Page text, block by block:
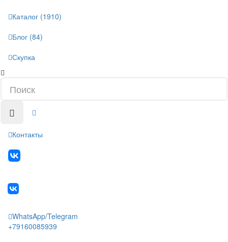
Каталог (1910)
Блог (84)
Скупка
Контакты
WhatsApp/Telegram
+79160085939